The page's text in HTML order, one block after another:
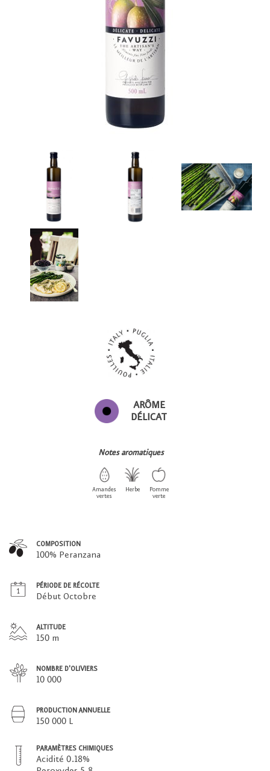
ARÔME
DÉLICAT
Notes aromatiques
Amandes
vertes
Herbe
Pomme
verte
COMPOSITION
100% Peranzana
PÉRIODE DE RÉCOLTE
Début Octobre
ALTITUDE
150 m
NOMBRE D'OLIVIERS
10 000
PRODUCTION ANNUELLE
150 000 L
PARAMÈTRES CHIMIQUES
Acidité 0.18%